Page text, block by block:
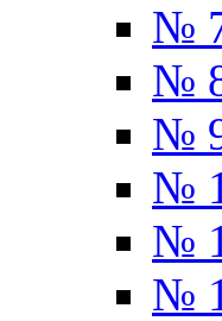
№
№
№
№
№
№